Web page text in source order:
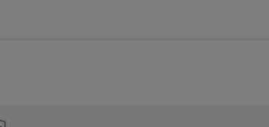
Plus-Konto einloggen,
Verantwortlichkeit mit